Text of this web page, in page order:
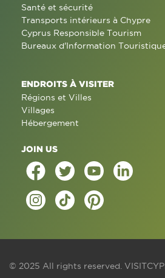
Santé et sécurité
Transports intérieurs à Chypre
Cyprus Responsible Tourism
Bureaux d'Information
ENDROITS À VISITER
Régions et Villes
Villages
Hébergement
JOIN US
© 2025 All rights reserved.